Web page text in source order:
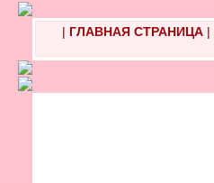
| ГЛАВНАЯ СТРАНИЦА|